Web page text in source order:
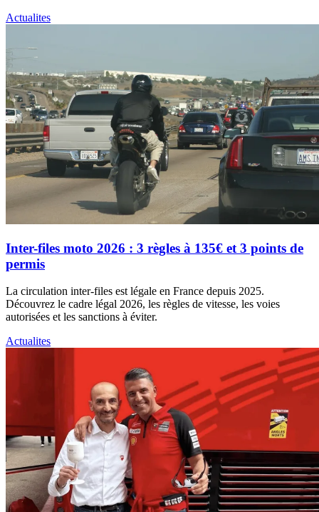
Actualites
Inter-files moto 2026 : 3 règles à 135€ et 3 points de
permis
La circulation inter-files est légale en France depuis 2025.
Découvrez le cadre légal 2026, les règles de vitesse, les voies
autorisées et les sanctions à éviter.
Actualites